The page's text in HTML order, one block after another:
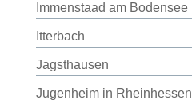
Immenstaad am Bodensee
Itterbach
Jagsthausen
Jugenheim in Rheinhessen